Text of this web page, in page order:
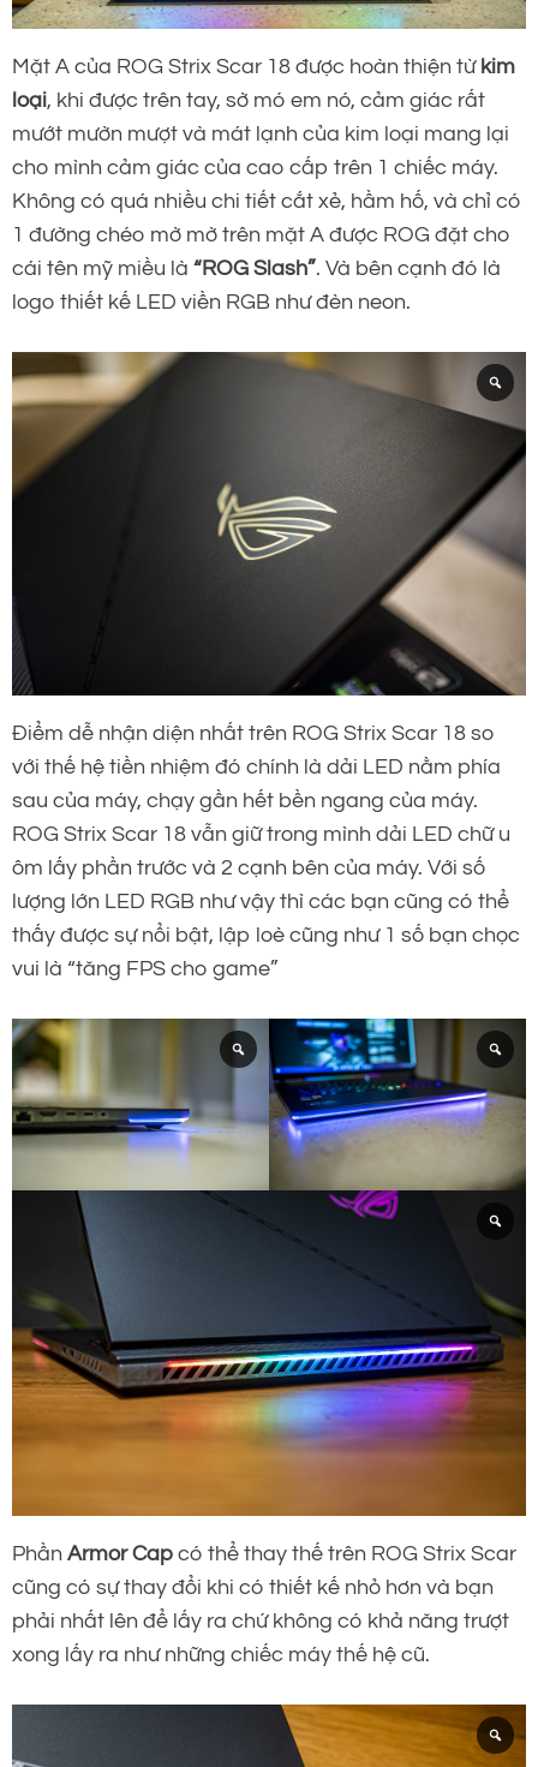
Mặt A của ROG Strix Scar 18 được hoàn thiện từ kim
loại, khi được trên tay, sờ mó em nó, cảm giác rất
mướt mườn mượt và mát lạnh của kim loại mang lại
cho mình cảm giác của cao cấp trên 1 chiếc máy.
Không có quá nhiều chi tiết cắt xẻ, hầm hố, và chỉ có
1 đường chéo mờ mờ trên mặt A được ROG đặt cho
cái tên mỹ miều là “ROG Slash”. Và bên cạnh đó là
logo thiết kế LED viền RGB như đèn neon.
Điểm dễ nhận diện nhất trên ROG Strix Scar 18 so
với thế hệ tiền nhiệm đó chính là dải LED nằm phía
sau của máy, chạy gần hết bền ngang của máy.
ROG Strix Scar 18 vẫn giữ trong mình dải LED chữ u
ôm lấy phần trước và 2 cạnh bên của máy. Với số
lượng lớn LED RGB như vậy thì các bạn cũng có thể
thấy được sự nổi bật, lập loè cũng như 1 số bạn chọc
vui là “tăng FPS cho game”
Phần Armor Cap có thể thay thế trên ROG Strix Scar
cũng có sự thay đổi khi có thiết kế nhỏ hơn và bạn
phải nhất lên để lấy ra chứ không có khả năng trượt
xong lấy ra như những chiếc máy thế hệ cũ.